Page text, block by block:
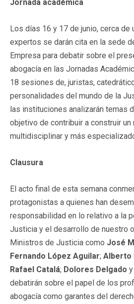
Jornada académica
Los días 16 y 17 de junio, cerca de
expertos se darán cita en la sede
Empresa para debatir sobre el
abogacía en las Jornadas
18 sesiones de, juristas,
personalidades del mundo de la
las instituciones analizarán temas
objetivo de contribuir a construir
multidisciplinar y más
Clausura
El acto final de esta semana
protagonistas a quienes han
responsabilidad en lo relativo a la
Justicia y el desarrollo de nuestro
Ministros de Justicia como José
Fernando López Aguilar; Alberto
Rafael Catalá; Dolores Delgado y
debatirán sobre el papel de los
abogacía como garantes del